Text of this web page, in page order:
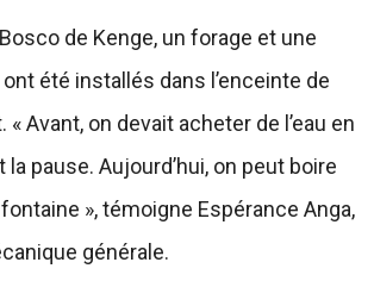
de Kenge, un forage et une
été installés dans l’enceinte de
« Avant, on devait acheter de l’eau en
pause. Aujourd’hui, on peut boire
», témoigne Espérance Anga,
générale.